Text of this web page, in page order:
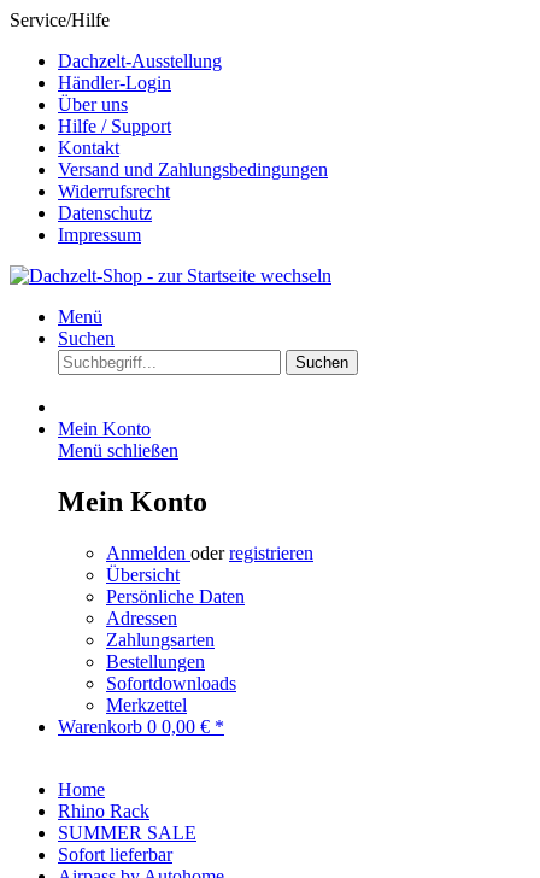
Service/Hilfe
Dachzelt-Ausstellung
Händler-Login
Über uns
Hilfe / Support
Kontakt
Versand und Zahlungsbedingungen
Widerrufsrecht
Datenschutz
Impressum
Menü
Suchen
Suchen
Mein Konto
Menü schließen
Mein Konto
Anmelden oderregistrieren
Übersicht
Persönliche Daten
Adressen
Zahlungsarten
Bestellungen
Sofortdownloads
Merkzettel
Warenkorb 0 0,00 € *
Home
Rhino Rack
SUMMER SALE
Sofort lieferbar